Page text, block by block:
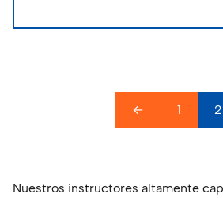
← 1 2
Nuestros instructores altamente